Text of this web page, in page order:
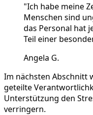
"Ich habe meine
Menschen sind
das Personal hat
Teil einer
Angela G.
Im nächsten Abschnitt
geteilte
Unterstützung den
verringern.